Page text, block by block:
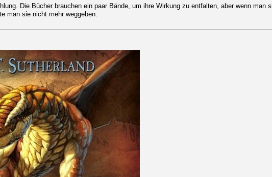
Die Bücher brauchen ein paar Bände, um ihre Wirkung zu entfalten, aber wenn man
man sie nicht mehr weggeben.